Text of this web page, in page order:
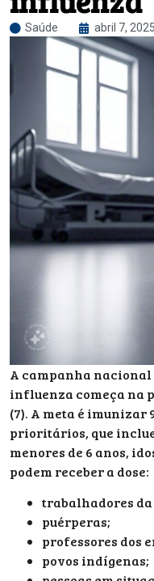
Saúde abril 7, 2025
A campanha
influenza começa na
(7). A meta é imunizar
prioritários, que
menores de 6 anos,
podem receber a dose:
trabalhadores da
puérperas;
professores dos
povos indígenas;